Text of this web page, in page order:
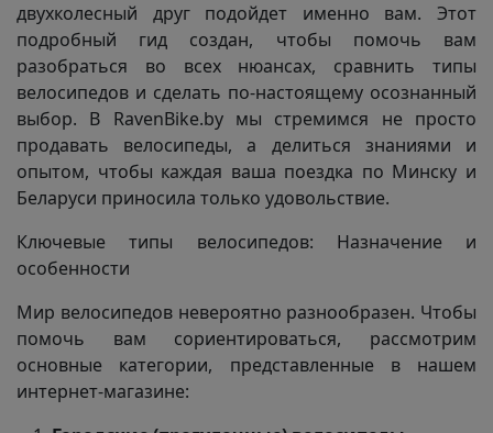
двухколесный друг подойдет именно вам. Этот
подробный гид создан, чтобы помочь вам
разобраться во всех нюансах, сравнить типы
велосипедов и сделать по-настоящему осознанный
выбор. В RavenBike.by мы стремимся не просто
продавать велосипеды, а делиться знаниями и
опытом, чтобы каждая ваша поездка по Минску и
Беларуси приносила только удовольствие.
Ключевые типы велосипедов: Назначение и
особенности
Мир велосипедов невероятно разнообразен. Чтобы
помочь вам сориентироваться, рассмотрим
основные категории, представленные в нашем
интернет-магазине: